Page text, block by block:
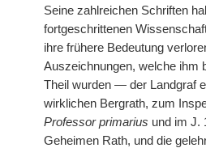
Seine zahlreichen Schriften
fortgeschrittenen
ihre frühere Bedeutung
Auszeichnungen, welche ihm
Theil wurden — der Landgraf
wirklichen Bergrath, zum
Professor primarius und im J.
Geheimen Rath, und die